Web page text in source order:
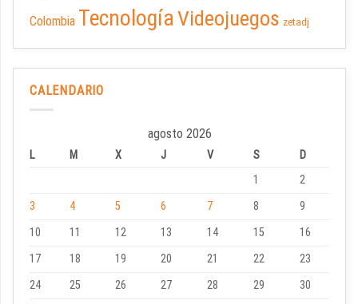
Colombia TecnologíaVideojuegos zetadj
CALENDARIO
agosto 2026
L M X J V S
D
1
2
3
4 5 6 7 8
9
10
11 12 13 14 15
16
17
18 19 20 21 22
23
24
25 26 27 28 29
30